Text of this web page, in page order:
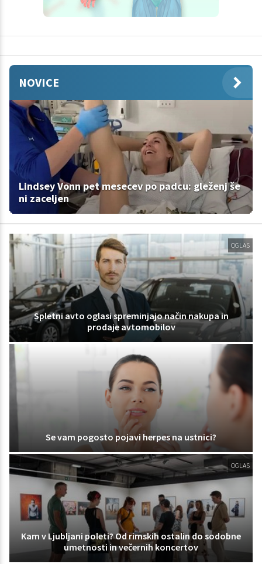
NOVICE
Lindsey Vonn pet mesecev po padcu: gleženj še
ni zaceljen
OGLAS
Spletni avto oglasi spreminjajo način nakupa in
prodaje avtomobilov
Se vam pogosto pojavi herpes na ustnici?
OGLAS
Kam v Ljubljani poleti? Od rimskih ostalin do sodobne
umetnosti in večernih koncertov